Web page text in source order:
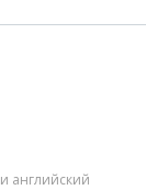
английский